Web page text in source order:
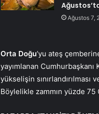
Ağustos 7,
Orta Doğu‘yu ateş
yayımlanan
yükselişin
Böylelikle zammın yüzde 75